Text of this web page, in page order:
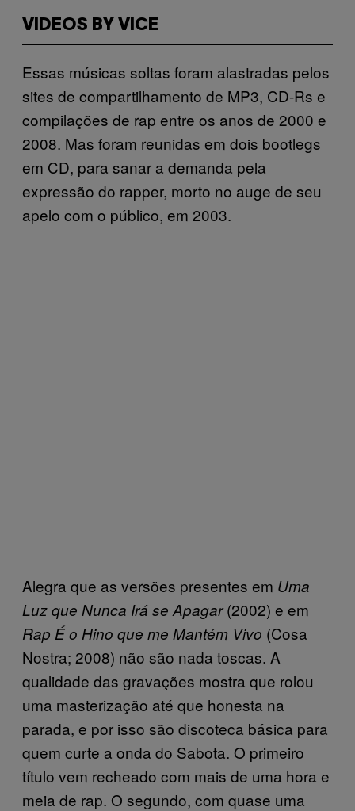
VIDEOS BY VICE
Essas músicas soltas foram alastradas pelos
sites de compartilhamento de MP3, CD-Rs e
compilações de rap entre os anos de 2000 e
2008. Mas foram reunidas em dois bootlegs
em CD, para sanar a demanda pela
expressão do rapper, morto no auge de seu
apelo com o público, em 2003.
Alegra que as versões presentes em Uma
Luz que Nunca Irá se Apagar(2002) e em
Rap É o Hino que me Mantém Vivo (Cosa
Nostra; 2008) não são nada toscas. A
qualidade das gravações mostra que rolou
uma masterização até que honesta na
parada, e por isso são discoteca básica para
quem curte a onda do Sabota. O primeiro
título vem recheado com mais de uma hora e
meia de rap. O segundo, com quase uma